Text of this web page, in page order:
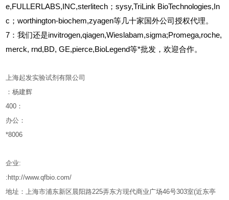
e,FULLERLABS,INC,sterlitech；sysy,TriLink BioTechnologies,In
c；worthington-biochem,zyagen等几十家国外公司授权代理。
7：我们还是invitrogen,qiagen,Wieslabam,sigma;Promega,roche,
merck, rnd,BD, GE,pierce,BioLegend等*批发，欢迎合作。
上海起发实验试剂有限公司
：杨建辉
400 ：
办公：
*8006
企业:
:http://www.qfbio.com/
地址：上海市浦东新区晨阳路225弄东方现代商业广场46号303室(近东亭